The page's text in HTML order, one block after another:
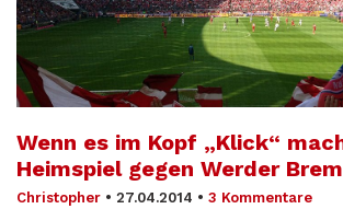
Wenn es im Kopf „Klick“
Heimspiel gegen Werder
Christopher • 27.04.2014 • 3 Kommentare